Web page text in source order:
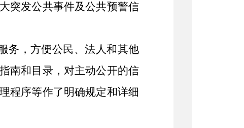
突发公共事件及公共预警信
务，方便公民、法人和其他
南和目录，对主动公开的信
程序等作了明确规定和详细